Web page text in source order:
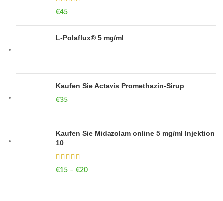
€45
L-Polaflux® 5 mg/ml
Kaufen Sie Actavis Promethazin-Sirup
€35
Kaufen Sie Midazolam online 5 mg/ml Injektion
10
€15 – €20